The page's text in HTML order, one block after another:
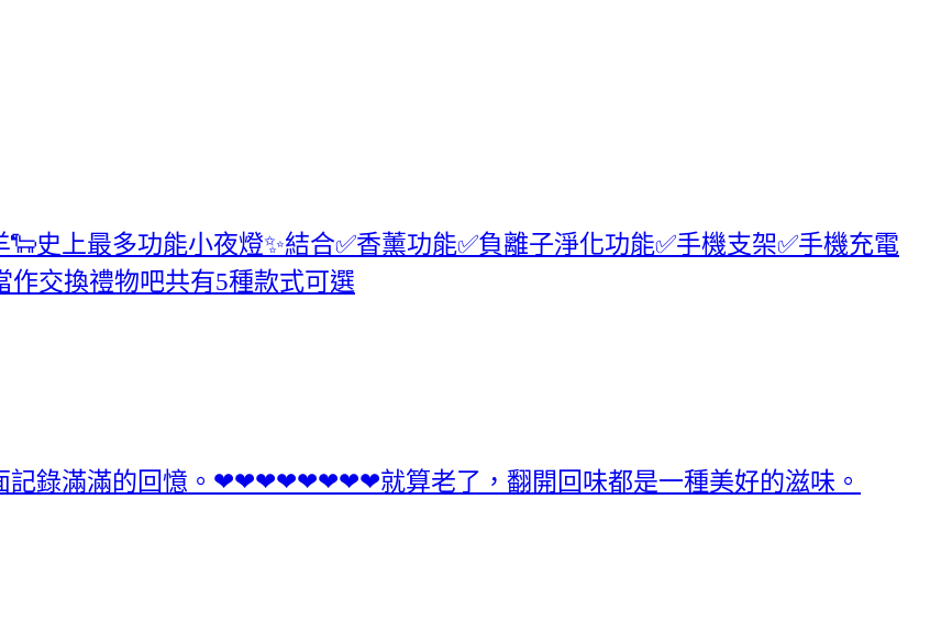
史上最多功能小夜燈✨結合✅香薰功能✅負離子淨化功能✅手機支架✅手機充電
交換禮物吧共有5種款式可選
記錄滿滿的回憶。❤❤❤❤❤❤❤❤就算老了，翻開回味都是一種美好的滋味。